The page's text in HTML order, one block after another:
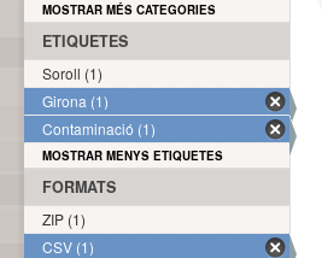
MOSTRAR MÉS CATEGORIES
ETIQUETES
Soroll (1)
Girona (1)
Contaminació (1)
MOSTRAR MENYS ETIQUETES
FORMATS
ZIP (1)
CSV (1)